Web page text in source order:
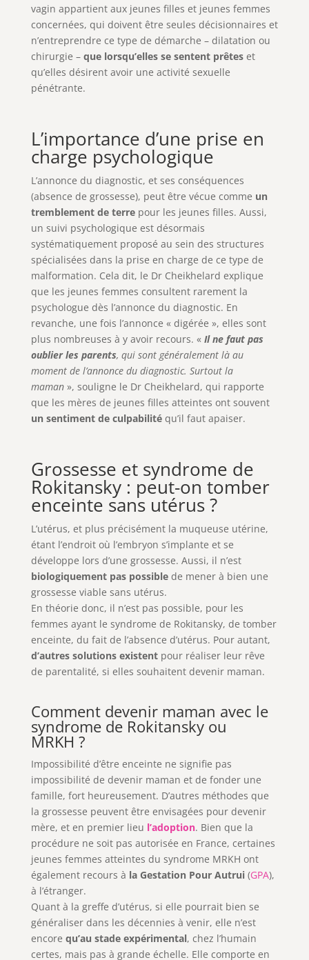
vagin appartient aux jeunes filles et jeunes femmes
concernées, qui doivent être seules décisionnaires et
n’entreprendre ce type de démarche – dilatation ou
chirurgie – que lorsqu’elles se sentent prêtes et
qu’elles désirent avoir une activité sexuelle
pénétrante.
L’importance d’une prise en
charge psychologique
L’annonce du diagnostic, et ses conséquences
(absence de grossesse), peut être vécue comme un
tremblement de terre pour les jeunes filles. Aussi,
un suivi psychologique est désormais
systématiquement proposé au sein des structures
spécialisées dans la prise en charge de ce type de
malformation. Cela dit, le Dr Cheikhelard explique
que les jeunes femmes consultent rarement la
psychologue dès l’annonce du diagnostic. En
revanche, une fois l’annonce « digérée », elles sont
plus nombreuses à y avoir recours. « Il ne faut pas
oublier les parents, qui sont généralement là au
moment de l’annonce du diagnostic. Surtout la
maman», souligne le Dr Cheikhelard, qui rapporte
que les mères de jeunes filles atteintes ont souvent
un sentiment de culpabilité qu’il faut apaiser.
Grossesse et syndrome de
Rokitansky : peut-on tomber
enceinte sans utérus ?
L’utérus, et plus précisément la muqueuse utérine,
étant l’endroit où l’embryon s’implante et se
développe lors d’une grossesse. Aussi, il n’est
biologiquement pas possible de mener à bien une
grossesse viable sans utérus.
En théorie donc, il n’est pas possible, pour les
femmes ayant le syndrome de Rokitansky, de tomber
enceinte, du fait de l’absence d’utérus. Pour autant,
d’autres solutions existent pour réaliser leur rêve
de parentalité, si elles souhaitent devenir maman.
Comment devenir maman avec le
syndrome de Rokitansky ou
MRKH ?
Impossibilité d’être enceinte ne signifie pas
impossibilité de devenir maman et de fonder une
famille, fort heureusement. D’autres méthodes que
la grossesse peuvent être envisagées pour devenir
mère, et en premier lieu l’adoption. Bien que la
procédure ne soit pas autorisée en France, certaines
jeunes femmes atteintes du syndrome MRKH ont
également recours à la Gestation Pour Autrui(GPA),
à l’étranger.
Quant à la greffe d’utérus, si elle pourrait bien se
généraliser dans les décennies à venir, elle n’est
encore qu’au stade expérimental, chez l’humain
certes, mais pas à grande échelle. Elle comporte en